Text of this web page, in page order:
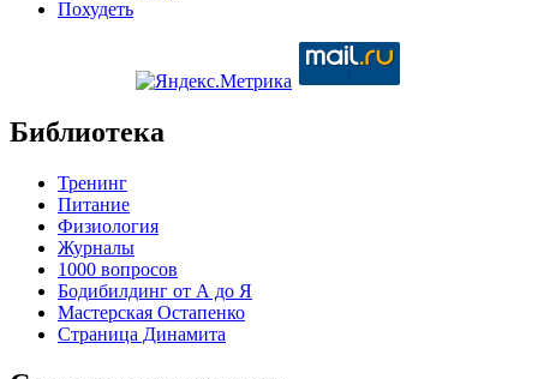
Похудеть
Библиотека
Тренинг
Питание
Физиология
Журналы
1000 вопросов
Бодибилдинг от А до Я
Мастерская Остапенко
Страница Динамита